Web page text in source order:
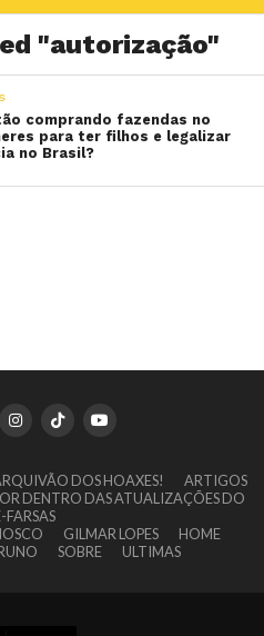
"autorização"
comprando fazendas no
para ter filhos e legalizar
no Brasil?
DOS HOAXES!
ARTIGOS
DENTRO DAS ATUALIZAÇÕES DO
FARSAS
GILMAR LOPES
HOME
SOBRE ULTIMAS